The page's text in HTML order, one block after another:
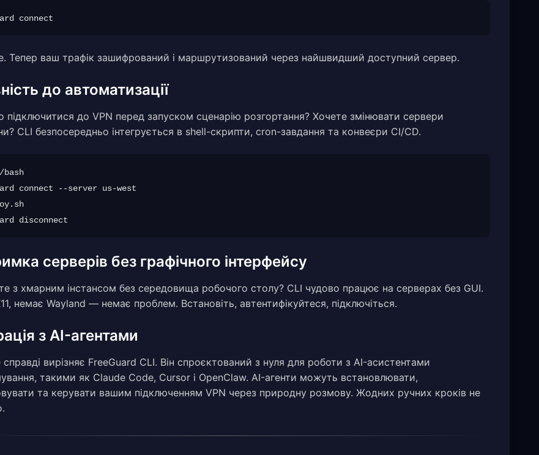
Тепер ваш трафік зашифрований і маршрутизований через найшвидший доступний сервер.
до автоматизації
підключитися до VPN перед запуском сценарію розгортання? Хочете змінювати сервери
CLI безпосередньо інтегрується в shell-скрипти, cron-завдання та конвеєри CI/CD.
connect --server us-west
серверів без графічного інтерфейсу
з хмарним інстансом без середовища робочого столу? CLI чудово працює на серверах без GUI.
немає Wayland — немає проблем. Встановіть, автентифікуйтеся, підключіться.
з AI-агентами
вирізняє FreeGuard CLI. Він спроєктований з нуля для роботи з AI-асистентами
такими як Claude Code, Cursor і OpenClaw. AI-агенти можуть встановлювати,
та керувати вашим підключенням VPN через природну розмову. Жодних ручних кроків не